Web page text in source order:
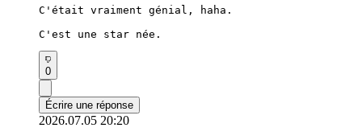
C'était vraiment génial, haha.
C'est une star née.
0
Écrire une réponse
2026.07.05 20:20